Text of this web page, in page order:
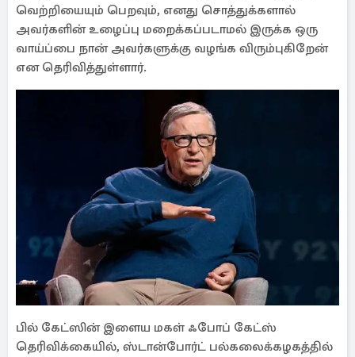
வெற்றியையும் பெறவும், எனது சொத்துக்களால்
அவர்களின் உழைப்பு மறைக்கப்படாமல் இருக்க ஒரு
வாய்ப்பை நான் அவர்களுக்கு வழங்க விரும்புகிறேன்
என தெரிவித்துள்ளார்.
பில் கேட்ஸின் இளைய மகள் ஃபோப் கேட்ஸ்
தெரிவிக்கையில், ஸ்டான்போர்ட் பல்கலைக்கழகத்தில்